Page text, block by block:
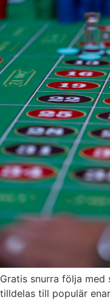
Gratis snurra följa med
tilldelas till populär